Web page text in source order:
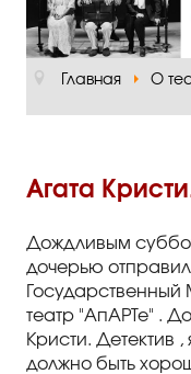
О театре
Официальная
Основная сцена
Проект «Театр в
Отзывы и
Пресса
Главная О
Агата
Дождливым
дочерью
театр "АпАРТе" .
Кристи. Детектив
должно быть